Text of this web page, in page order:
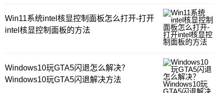
Win11系统intel核显控制面板怎么打开-打开
intel核显控制面板的方法
Windows10玩GTA5闪退怎么解决？
Windows10玩GTA5闪退解决方法